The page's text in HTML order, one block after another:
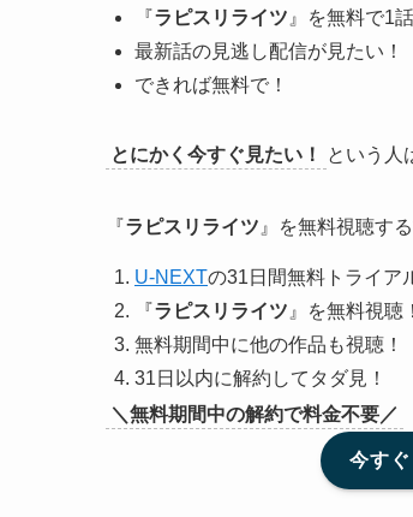
『ラピスリライツ 』を無料で1
最新話の見逃し配信が見たい！
できれば無料で！
とにかく今すぐ見たい！ という人
『ラピスリライツ 』を無料視聴す
U-NEXTの31日間無料トライア
『ラピスリライツ 』を無料視聴！
無料期間中に他の作品も視聴！
31日以内に解約してタダ見！
＼無料期間中の解約で料金不要／
今す